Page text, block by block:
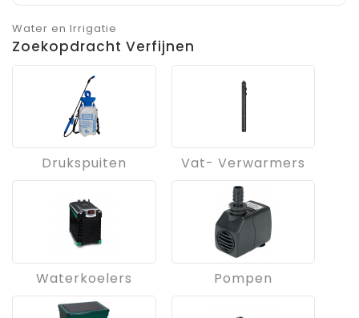
Water en Irrigatie
Zoekopdracht Verfijnen
Drukspuiten Vat- Verwarmers
Waterkoelers Pompen